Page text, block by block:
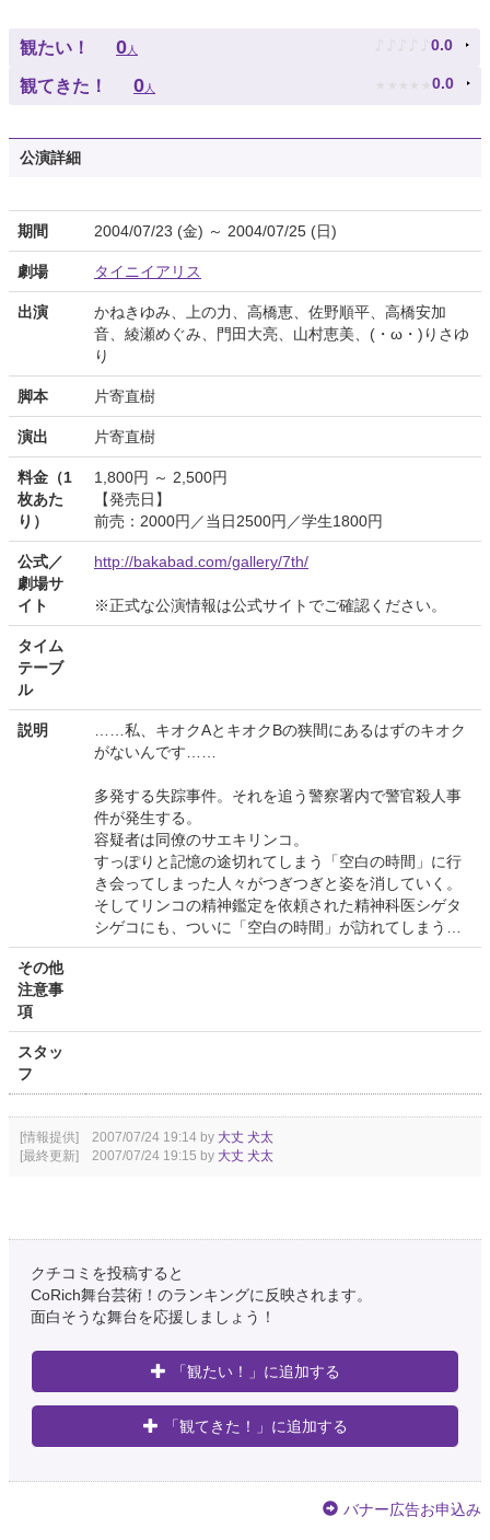
観たい！ 0人 ♪ ♪ ♪ ♪ ♪ 0.0
観てきた！ 0人 ★ ★ ★ ★ ★ 0.0
公演詳細
期間 2004/07/23 (金) ～ 2004/07/25 (日)
劇場 タイニイアリス
出演
かねきゆみ、上の力、高橋恵、佐野順平、高橋安加
音、綾瀬めぐみ、門田大亮、山村恵美、(・ω・)りさゆ
り
脚本 片寄直樹
演出 片寄直樹
料金（1
枚あた
り）
1,800円 ～ 2,500円
【発売日】
前売：2000円／当日2500円／学生1800円
公式／
劇場サ
イト
http://bakabad.com/gallery/7th/
※正式な公演情報は公式サイトでご確認ください。
タイム
テーブ
ル
説明
……私、キオクAとキオクBの狭間にあるはずのキオク
がないんです……
多発する失踪事件。それを追う警察署内で警官殺人事
件が発生する。
容疑者は同僚のサエキリンコ。
すっぽりと記憶の途切れてしまう「空白の時間」に行
き会ってしまった人々がつぎつぎと姿を消していく。
そしてリンコの精神鑑定を依頼された精神科医シゲタ
シゲコにも、ついに「空白の時間」が訪れてしまう…
その他
注意事
項
スタッ
フ
[情報提供] 2007/07/24 19:14 by 大丈 犬太
[最終更新] 2007/07/24 19:15 by 大丈 犬太
クチコミを投稿すると
CoRich舞台芸術！のランキングに反映されます。
面白そうな舞台を応援しましょう！
「観たい！」に追加する
「観てきた！」に追加する
バナー広告お申込み